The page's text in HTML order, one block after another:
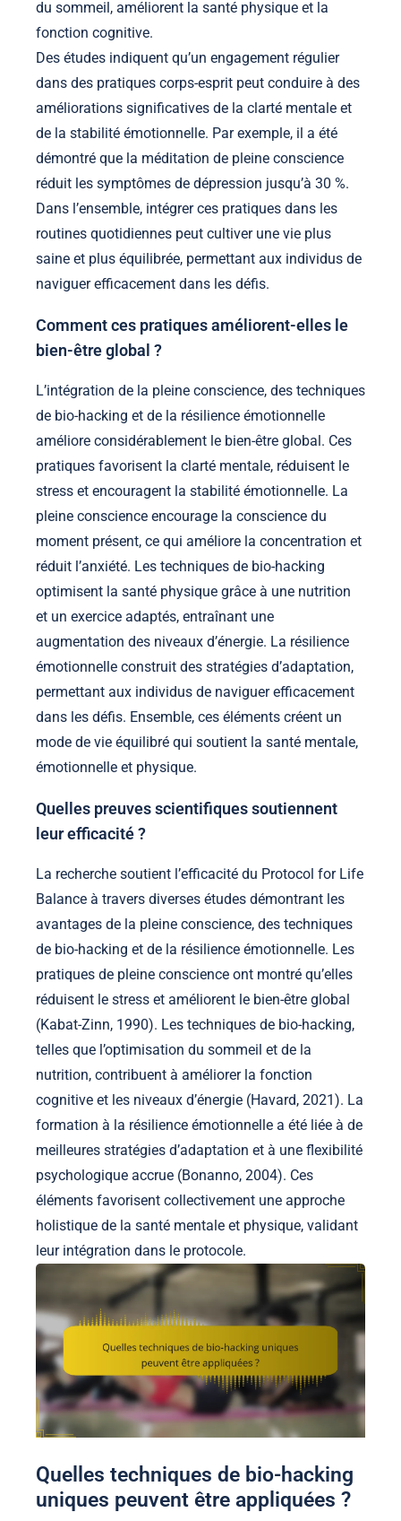
du sommeil, améliorent la santé physique et la
fonction cognitive.
Des études indiquent qu’un engagement régulier
dans des pratiques corps-esprit peut conduire à des
améliorations significatives de la clarté mentale et
de la stabilité émotionnelle. Par exemple, il a été
démontré que la méditation de pleine conscience
réduit les symptômes de dépression jusqu’à 30 %.
Dans l’ensemble, intégrer ces pratiques dans les
routines quotidiennes peut cultiver une vie plus
saine et plus équilibrée, permettant aux individus de
naviguer efficacement dans les défis.
Comment ces pratiques améliorent-elles le
bien-être global ?
L’intégration de la pleine conscience, des techniques
de bio-hacking et de la résilience émotionnelle
améliore considérablement le bien-être global. Ces
pratiques favorisent la clarté mentale, réduisent le
stress et encouragent la stabilité émotionnelle. La
pleine conscience encourage la conscience du
moment présent, ce qui améliore la concentration et
réduit l’anxiété. Les techniques de bio-hacking
optimisent la santé physique grâce à une nutrition
et un exercice adaptés, entraînant une
augmentation des niveaux d’énergie. La résilience
émotionnelle construit des stratégies d’adaptation,
permettant aux individus de naviguer efficacement
dans les défis. Ensemble, ces éléments créent un
mode de vie équilibré qui soutient la santé mentale,
émotionnelle et physique.
Quelles preuves scientifiques soutiennent
leur efficacité ?
La recherche soutient l’efficacité du Protocol for Life
Balance à travers diverses études démontrant les
avantages de la pleine conscience, des techniques
de bio-hacking et de la résilience émotionnelle. Les
pratiques de pleine conscience ont montré qu’elles
réduisent le stress et améliorent le bien-être global
(Kabat-Zinn, 1990). Les techniques de bio-hacking,
telles que l’optimisation du sommeil et de la
nutrition, contribuent à améliorer la fonction
cognitive et les niveaux d’énergie (Havard, 2021). La
formation à la résilience émotionnelle a été liée à de
meilleures stratégies d’adaptation et à une flexibilité
psychologique accrue (Bonanno, 2004). Ces
éléments favorisent collectivement une approche
holistique de la santé mentale et physique, validant
leur intégration dans le protocole.
Quelles techniques de bio-hacking
uniques peuvent être appliquées ?